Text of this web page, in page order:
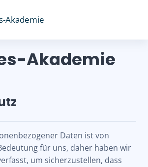
Akademie
Akademie
Daten ist von
für uns, daher haben wir
um sicherzustellen, dass